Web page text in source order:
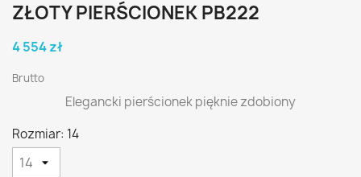
ZŁOTY PIERŚCIONEK PB222
4 554 zł
Brutto
Elegancki pierścionek pięknie zdobiony
Rozmiar: 14